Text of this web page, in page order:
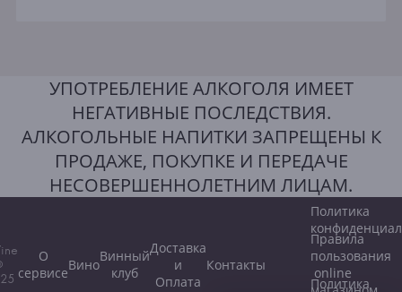
УПОТРЕБЛЕНИЕ АЛКОГОЛЯ ИМЕЕТ
НЕГАТИВНЫЕ ПОСЛЕДСТВИЯ.
АЛКОГОЛЬНЫЕ НАПИТКИ ЗАПРЕЩЕНЫ К
ПРОДАЖЕ, ПОКУПКЕ И ПЕРЕДАЧЕ
НЕСОВЕРШЕННОЛЕТНИМ ЛИЦАМ.
О
сервисеВиноВинный
клуб
Доставка
и
Оплата
Контакты
Политика
Правила
пользования
online
Политика